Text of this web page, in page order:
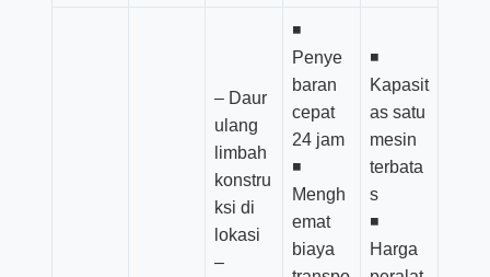
– Daur
ulang
limbah
konstru
ksi di
lokasi
–
◾
Penye
baran
cepat
24 jam
◾
Mengh
emat
biaya
◾
Kapasit
as satu
mesin
terbata
s
◾
Harga